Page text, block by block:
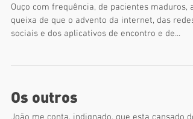
Ouço com frequência, de pacientes maduros, a
queixa de que o advento da internet, das redes
sociais e dos aplicativos de encontro e de...
Os outros